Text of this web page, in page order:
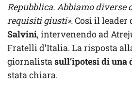
Repubblica. Abbiamo diverse
requisiti giusti».Così il leader
Salvini, intervenendo ad
Fratelli d’Italia. La risposta
giornalistasull’ipotesi di una
stata chiara.